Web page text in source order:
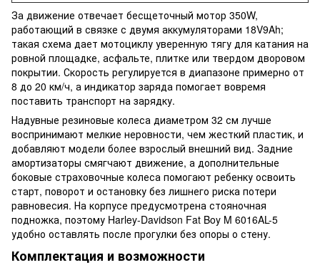
За движение отвечает бесщеточный мотор 350W,
работающий в связке с двумя аккумуляторами 18V9Ah;
такая схема дает мотоциклу уверенную тягу для катания на
ровной площадке, асфальте, плитке или твердом дворовом
покрытии. Скорость регулируется в диапазоне примерно от
8 до 20 км/ч, а индикатор заряда помогает вовремя
поставить транспорт на зарядку.
Надувные резиновые колеса диаметром 32 см лучше
воспринимают мелкие неровности, чем жесткий пластик, и
добавляют модели более взрослый внешний вид. Задние
амортизаторы смягчают движение, а дополнительные
боковые страховочные колеса помогают ребенку освоить
старт, поворот и остановку без лишнего риска потери
равновесия. На корпусе предусмотрена стояночная
подножка, поэтому Harley-Davidson Fat Boy M 6016AL-5
удобно оставлять после прогулки без опоры о стену.
Комплектация и возможности